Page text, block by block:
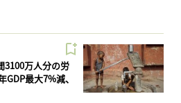
3100万人分の労
最大7%減、